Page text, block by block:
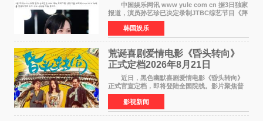
中国娱乐网讯 www yule com cn 据3日独家
报道，演员孙艺珍已决定录制JTBC综艺节目《拜
托了冰箱》，目前正在协调具体细节。这是孙艺
珍首次公开个人冰箱，也是她婚后首次以玄彬的
妻子身份参与
韩国娱乐
荒诞喜剧爱情电影《昏头转向》
正式定档2026年8月21日
近日，黑色幽默喜剧爱情电影《昏头转向》
正式官宣定档，即将登陆全国院线。影片聚焦普
通人的荒诞生活，以戏谑诙谐的镜头语言、反转
不断的剧情，融合爆笑喜剧与细腻爱情元素，打
造出一部接地气
影视新闻